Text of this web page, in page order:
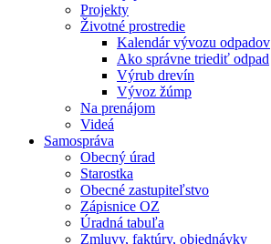
Projekty
Životné prostredie
Kalendár vývozu odpadov
Ako správne triediť odpad
Výrub drevín
Vývoz žúmp
Na prenájom
Videá
Samospráva
Obecný úrad
Starostka
Obecné zastupiteľstvo
Zápisnice OZ
Úradná tabuľa
Zmluvy, faktúry, objednávky